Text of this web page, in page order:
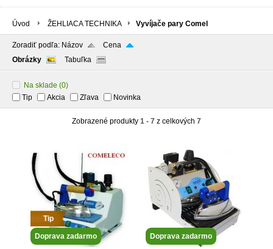
Úvod ŽEHLIACA TECHNIKA Vyvíjače pary Comel
Zoradiť podľa: Názov
Cena
Obrázky
Tabuľka
Na sklade (0)
Tip
Akcia Zľava Novinka
Zobrazené produkty 1 - 7 z celkových 7
Tip
Doprava zadarmo Doprava zadarmo